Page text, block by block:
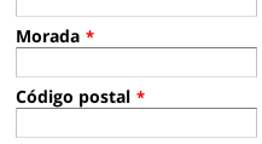
Morada *
Código postal *